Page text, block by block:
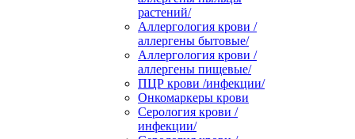
растений/
Аллергология крови /
аллергены бытовые/
Аллергология крови /
аллергены пищевые/
ПЦР крови /инфекции/
Онкомаркеры крови
Серология крови /
инфекции/